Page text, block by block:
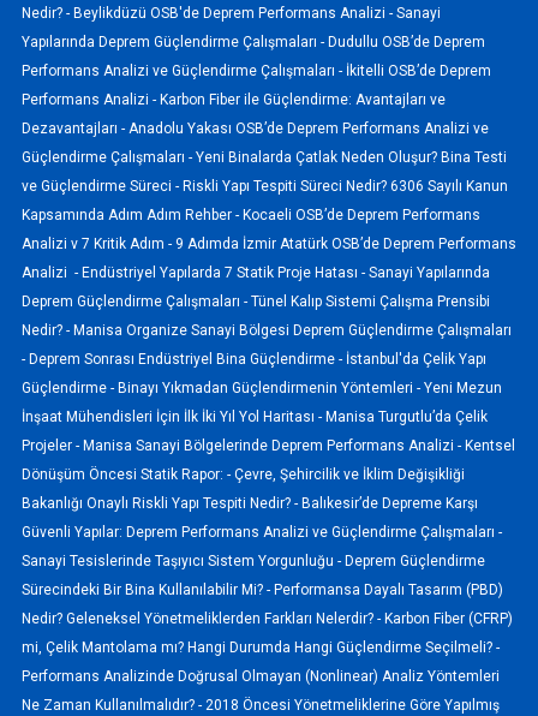
Nedir? - Beylikdüzü OSB'de Deprem Performans Analizi - Sanayi
Yapılarında Deprem Güçlendirme Çalışmaları - Dudullu OSB’de Deprem
Performans Analizi ve Güçlendirme Çalışmaları - İkitelli OSB’de Deprem
Performans Analizi - Karbon Fiber ile Güçlendirme: Avantajları ve
Dezavantajları - Anadolu Yakası OSB’de Deprem Performans Analizi ve
Güçlendirme Çalışmaları - Yeni Binalarda Çatlak Neden Oluşur? Bina Testi
ve Güçlendirme Süreci - Riskli Yapı Tespiti Süreci Nedir? 6306 Sayılı Kanun
Kapsamında Adım Adım Rehber - Kocaeli OSB’de Deprem Performans
Analizi v 7 Kritik Adım - 9 Adımda İzmir Atatürk OSB’de Deprem Performans
Analizi - Endüstriyel Yapılarda 7 Statik Proje Hatası - Sanayi Yapılarında
Deprem Güçlendirme Çalışmaları - Tünel Kalıp Sistemi Çalışma Prensibi
Nedir? - Manisa Organize Sanayi Bölgesi Deprem Güçlendirme Çalışmaları
- Deprem Sonrası Endüstriyel Bina Güçlendirme - İstanbul'da Çelik Yapı
Güçlendirme - Binayı Yıkmadan Güçlendirmenin Yöntemleri - Yeni Mezun
İnşaat Mühendisleri İçin İlk İki Yıl Yol Haritası - Manisa Turgutlu’da Çelik
Projeler - Manisa Sanayi Bölgelerinde Deprem Performans Analizi - Kentsel
Dönüşüm Öncesi Statik Rapor: - Çevre, Şehircilik ve İklim Değişikliği
Bakanlığı Onaylı Riskli Yapı Tespiti Nedir? - Balıkesir’de Depreme Karşı
Güvenli Yapılar: Deprem Performans Analizi ve Güçlendirme Çalışmaları -
Sanayi Tesislerinde Taşıyıcı Sistem Yorgunluğu - Deprem Güçlendirme
Sürecindeki Bir Bina Kullanılabilir Mi? - Performansa Dayalı Tasarım (PBD)
Nedir? Geleneksel Yönetmeliklerden Farkları Nelerdir? - Karbon Fiber (CFRP)
mi, Çelik Mantolama mı? Hangi Durumda Hangi Güçlendirme Seçilmeli? -
Performans Analizinde Doğrusal Olmayan (Nonlinear) Analiz Yöntemleri
Ne Zaman Kullanılmalıdır? - 2018 Öncesi Yönetmeliklerine Göre Yapılmış